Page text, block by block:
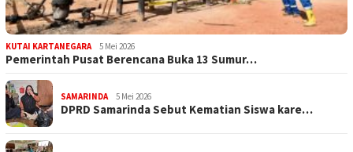
KUTAI KARTANEGARA 5 Mei 2026
Pemerintah Pusat Berencana Buka 13 Sumur…
SAMARINDA 5 Mei 2026
DPRD Samarinda Sebut Kematian Siswa kare…